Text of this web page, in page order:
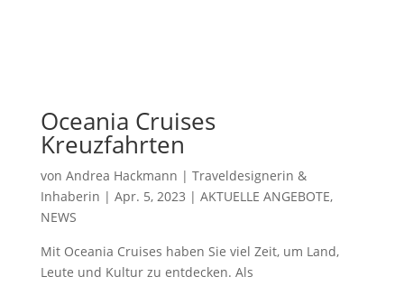
Oceania Cruises
Kreuzfahrten
von Andrea Hackmann | Traveldesignerin &
Inhaberin | Apr. 5, 2023 | AKTUELLE ANGEBOTE,
NEWS
Mit Oceania Cruises haben Sie viel Zeit, um Land,
Leute und Kultur zu entdecken. Als